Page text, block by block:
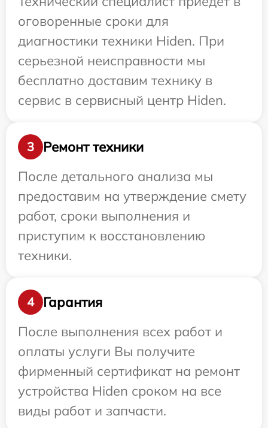
оговоренные сроки для
диагностики техники Hiden. При
серьезной неисправности мы
бесплатно доставим технику в
сервис в сервисный центр Hiden.
3
Ремонт техники
После детального анализа мы
предоставим на утверждение смету
работ, сроки выполнения и
приступим к восстановлению
техники.
4
Гарантия
После выполнения всех работ и
оплаты услуги Вы получите
фирменный сертификат на ремонт
устройства Hiden сроком на все
виды работ и запчасти.